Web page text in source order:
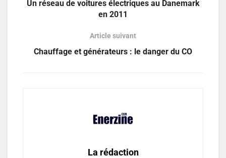
Un réseau de voitures électriques au Danemark
en 2011
Article suivant
Chauffage et générateurs : le danger du CO
La rédaction